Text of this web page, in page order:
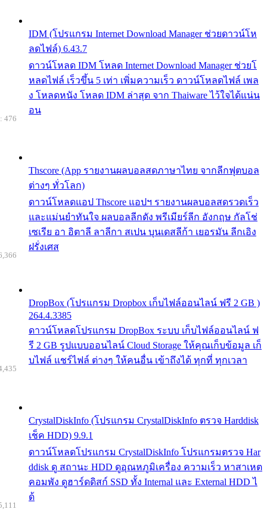
IDM (โปรแกรม Internet Download Manager ช่วยดาวน์โห
ลดไฟล์) 6.43.7
ดาวน์โหลด IDM โหลด Internet Download Manager ช่วยโ
หลดไฟล์ เร็วขึ้น 5 เท่า เพิ่มความเร็ว ดาวน์โหลดไฟล์ เพล
ง โหลดหนัง โหลด IDM ล่าสุด จาก Thaiware ไว้ใจได้แน่น
อน
Thscore (App รายงานผลบอลสดภาษาไทย จากลีกฟุตบอล
ต่างๆ ทั่วโลก)
ดาวน์โหลดแอป Thscore แอปฯ รายงานผลบอลสดรวดเร็ว
และแม่นยำทันใจ ผลบอลลีกดัง พรีเมียร์ลีก อังกฤษ กัลโช่
เซเรีย อา อิตาลี ลาลีกา สเปน บุนเดสลีก้า เยอรมัน ลีกเอิง
ฝรั่งเศส
476
DropBox (โปรแกรม Dropbox เก็บไฟล์ออนไลน์ ฟรี 2 GB )
264.4.3385
ดาวน์โหลดโปรแกรม DropBox ระบบ เก็บไฟล์ออนไลน์ ฟ
รี 2 GB รูปแบบออนไลน์ Cloud Storage ให้คุณเก็บข้อมูล เก็
บไฟล์ แชร์ไฟล์ ต่างๆ ให้คนอื่น เข้าถึงได้ ทุกที่ ทุกเวลา
CrystalDiskInfo (โปรแกรม CrystalDiskInfo ตรวจ Harddisk
เช็ค HDD) 9.9.1
ดาวน์โหลดโปรแกรม CrystalDiskInfo โปรแกรมตรวจ Har
ddisk ดู สถานะ HDD ดูอุณหภูมิเครื่อง ความเร็ว หาสาเหต
คอมพัง ดูฮาร์ดดิสก์ SSD ทั้ง Internal และ External HDD ไ
ด้